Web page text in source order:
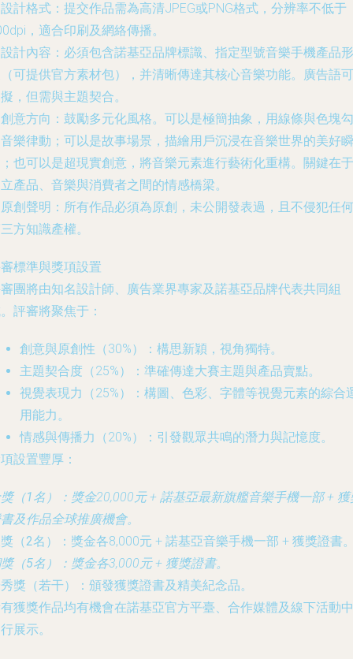
設計格式 ：提交作品需為高清JPEG或PNG格式，分辨率不低于
，適合印刷及網絡傳播。
設計內容 ：必須包含諾基亞品牌標識、指定型號音樂手機產品形
可提供官方素材包），并清晰傳達其核心音樂功能。廣告語可
，但需與主題契合。
創意方向 ：鼓勵多元化風格。可以是極簡抽象，用線條與色塊勾
樂律動；可以是故事場景，描繪用戶沉浸在音樂世界的美好瞬
也可以是超現實創意，將音樂元素進行藝術化重構。關鍵在于
產品、音樂與消費者之間的情感橋梁。
原創聲明 ：所有作品必須為原創，未公開發表過，且不侵犯任何
方知識產權。
標準與獎項設置
團將由知名設計師、廣告業界專家及諾基亞品牌代表共同組
評審將聚焦于：
創意與原創性 （30%）：構思新穎，視角獨特。
主題契合度 （25%）：準確傳達大賽主題與產品賣點。
視覺表現力
（25%）：構圖、色彩、字體等視覺元素的綜合
用能力。
情感與傳播力
（20%）：引發觀眾共鳴的潛力與記憶度。
設置豐厚：
（1名）
：獎金20,000元 + 諾基亞最新旗艦音樂手機一部 + 獲
及作品全球推廣機會。
（2名）
：獎金各8,000元 + 諾基亞音樂手機一部 + 獲獎證書
（5名）
：獎金各3,000元 + 獲獎證書。
獎（若干）
：頒發獲獎證書及精美紀念品。
獲獎作品均有機會在諾基亞官方平臺、合作媒體及線下活動中
展示。